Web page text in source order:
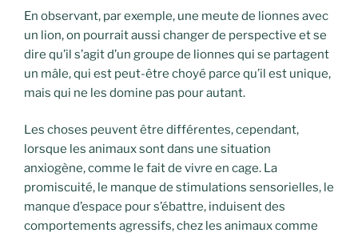
En observant, par exemple, une meute de lionnes avec
un lion, on pourrait aussi changer de perspective et se
dire qu’il s’agit d’un groupe de lionnes qui se partagent
un mâle, qui est peut-être choyé parce qu’il est unique,
mais qui ne les domine pas pour autant.
Les choses peuvent être différentes, cependant,
lorsque les animaux sont dans une situation
anxiogène, comme le fait de vivre en cage. La
promiscuité, le manque de stimulations sensorielles, le
manque d’espace pour s’ébattre, induisent des
comportements agressifs, chez les animaux comme